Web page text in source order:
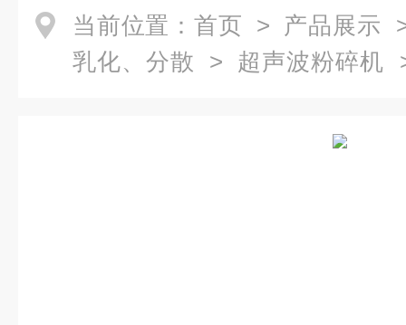
当前位置： 首页 > 产品展示
乳化、分散 > 超声波粉碎机